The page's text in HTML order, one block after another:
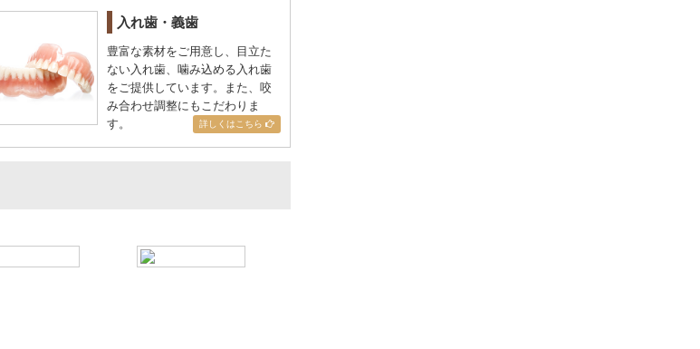
入れ歯・義歯
豊富な素材をご用意し、目立た
ない入れ歯、噛み込める入れ歯
をご提供しています。また、咬
み合わせ調整にもこだわりま
す。
詳しくはこちら